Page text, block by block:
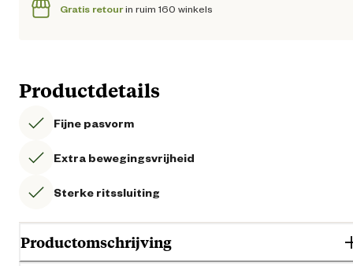
Gratis retourin ruim 160 winkels
Productdetails
Fijne pasvorm
Extra bewegingsvrijheid
Sterke ritssluiting
Productomschrijving